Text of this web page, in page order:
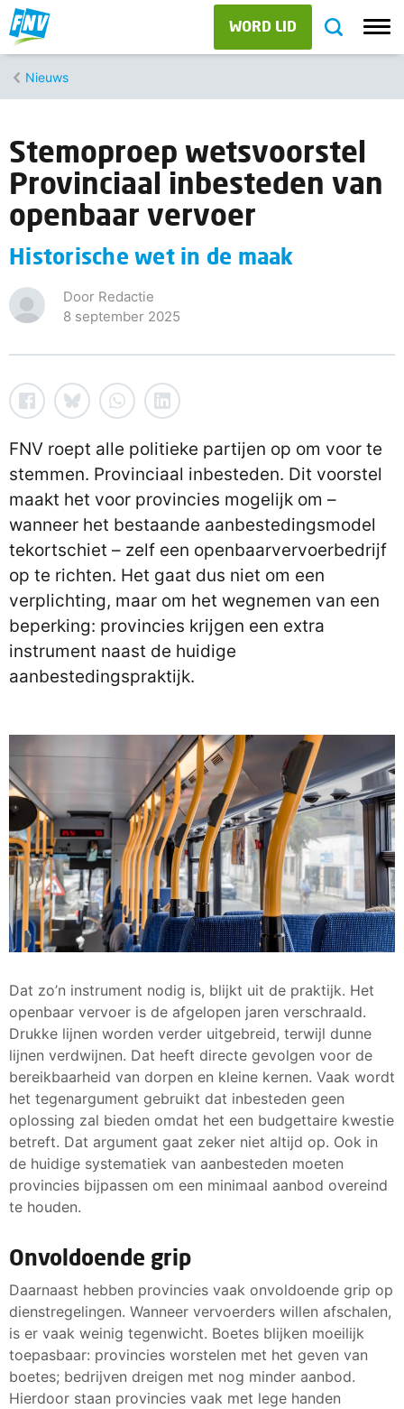
WORD LID
Nieuws
Stemoproep wetsvoorstel
Provinciaal inbesteden van
openbaar vervoer
Historische wet in de maak
Door Redactie
8 september 2025
FNV roept alle politieke partijen op om voor te
stemmen. Provinciaal inbesteden. Dit voorstel
maakt het voor provincies mogelijk om –
wanneer het bestaande aanbestedingsmodel
tekortschiet – zelf een openbaarvervoerbedrijf
op te richten. Het gaat dus niet om een
verplichting, maar om het wegnemen van een
beperking: provincies krijgen een extra
instrument naast de huidige
aanbestedingspraktijk.
Dat zo’n instrument nodig is, blijkt uit de praktijk. Het
openbaar vervoer is de afgelopen jaren verschraald.
Drukke lijnen worden verder uitgebreid, terwijl dunne
lijnen verdwijnen. Dat heeft directe gevolgen voor de
bereikbaarheid van dorpen en kleine kernen. Vaak wordt
het tegenargument gebruikt dat inbesteden geen
oplossing zal bieden omdat het een budgettaire kwestie
betreft. Dat argument gaat zeker niet altijd op. Ook in
de huidige systematiek van aanbesteden moeten
provincies bijpassen om een minimaal aanbod overeind
te houden.
Onvoldoende grip
Daarnaast hebben provincies vaak onvoldoende grip op
dienstregelingen. Wanneer vervoerders willen afschalen,
is er vaak weinig tegenwicht. Boetes blijken moeilijk
toepasbaar: provincies worstelen met het geven van
boetes; bedrijven dreigen met nog minder aanbod.
Hierdoor staan provincies vaak met lege handen